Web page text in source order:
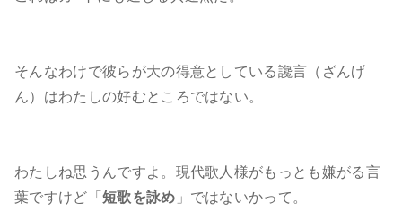
そんなわけで彼らが大の得意としている讒言（ざんげ
ん）はわたしの好むところではない。
わたしね思うんですよ。現代歌人様がもっとも嫌がる言
葉ですけど「 短歌を詠め 」ではないかって。